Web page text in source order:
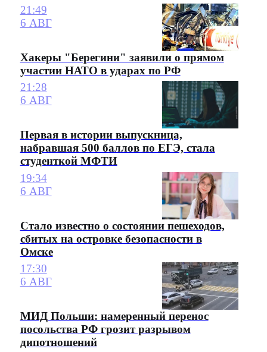
21:49
6 АВГ
Хакеры "Берегини" заявили о прямом
участии НАТО в ударах по РФ
21:28
6 АВГ
Первая в истории выпускница,
набравшая 500 баллов по ЕГЭ, стала
студенткой МФТИ
19:34
6 АВГ
Стало известно о состоянии пешеходов,
сбитых на островке безопасности в
Омске
17:30
6 АВГ
МИД Польши: намеренный перенос
посольства РФ грозит разрывом
дипотношений